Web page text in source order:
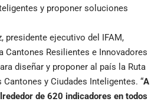
y proponer soluciones
presidente ejecutivo del IFAM,
Cantones Resilientes e Innovadores
diseñar y proponer al país la Ruta
y Ciudades Inteligentes. “A
de 620 indicadores en todos